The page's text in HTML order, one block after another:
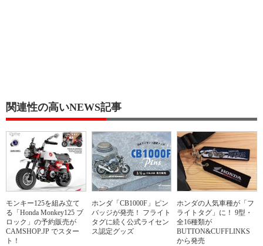
関連性の高いNEWS記事
モンキー125を組み立て
る「Honda Monkey125 ブ
ロック」の予約販売が
CAMSHOP.JP でスター
ト！
ホンダ「CB1000F」ピン
バッジが発売！ フライト
タグに続く公式ライセン
ス認定グッズ
ホンダの人気車種が「フ
ライトタグ」に！ 9型・
全16種類が
BUTTON&CUFFLINKS
から発売